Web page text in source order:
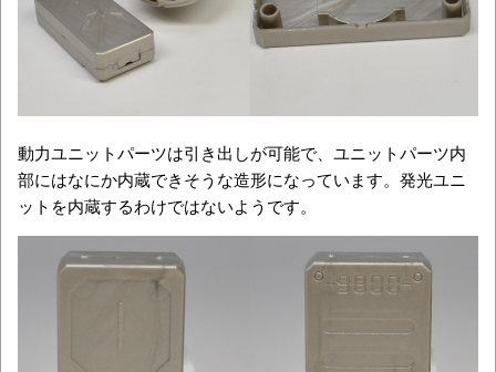
動力ユニットパーツは引き出しが可能で、ユニットパーツ内
部にはなにか内蔵できそうな造形になっています。発光ユニ
ットを内蔵するわけではないようです。